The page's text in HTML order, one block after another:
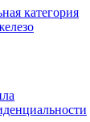
категория